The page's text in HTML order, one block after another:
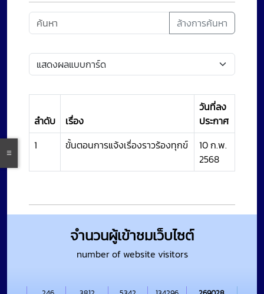
ล้างการค้นหา
ลำดับ เรื่อง
วันที่ลง
ประกาศ
1
ขั้นตอนการแจ้งเรื่องราวร้องทุกข์
10 ก.พ.
2568
จำนวนผู้เข้าชมเว็บไซต์
number of website visitors